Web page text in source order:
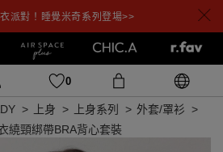
派對！睡覺米奇系列登場>>
0
上身 上身系列
外套/罩衫
繞頸綁帶BRA背心套裝